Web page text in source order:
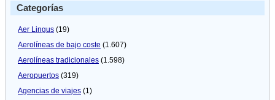
Categorías
Aer Lingus (19)
Aerolíneas de bajo coste (1.607)
Aerolíneas tradicionales (1.598)
Aeropuertos (319)
Agencias de viajes (1)